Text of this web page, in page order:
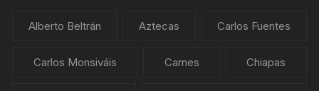
Alberto Beltrán Aztecas Carlos Fuentes
Carlos Monsiváis Carnes Chiapas